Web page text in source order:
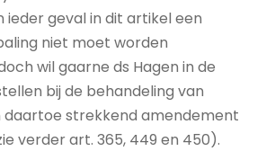
ieder geval in dit artikel een
niet moet worden
wil gaarne ds Hagen in de
bij de behandeling van
daartoe strekkend amendement
verder art. 365, 449 en 450).